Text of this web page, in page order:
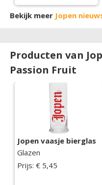
Bekijk meer Jopen
Producten van
Passion Fruit
Jopen vaasje bierglas
Glazen
Prijs: € 5,45